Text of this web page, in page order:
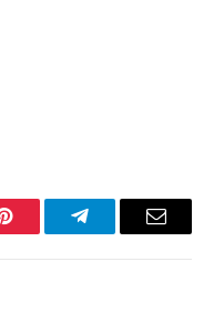
Pinterest TelegramaE-